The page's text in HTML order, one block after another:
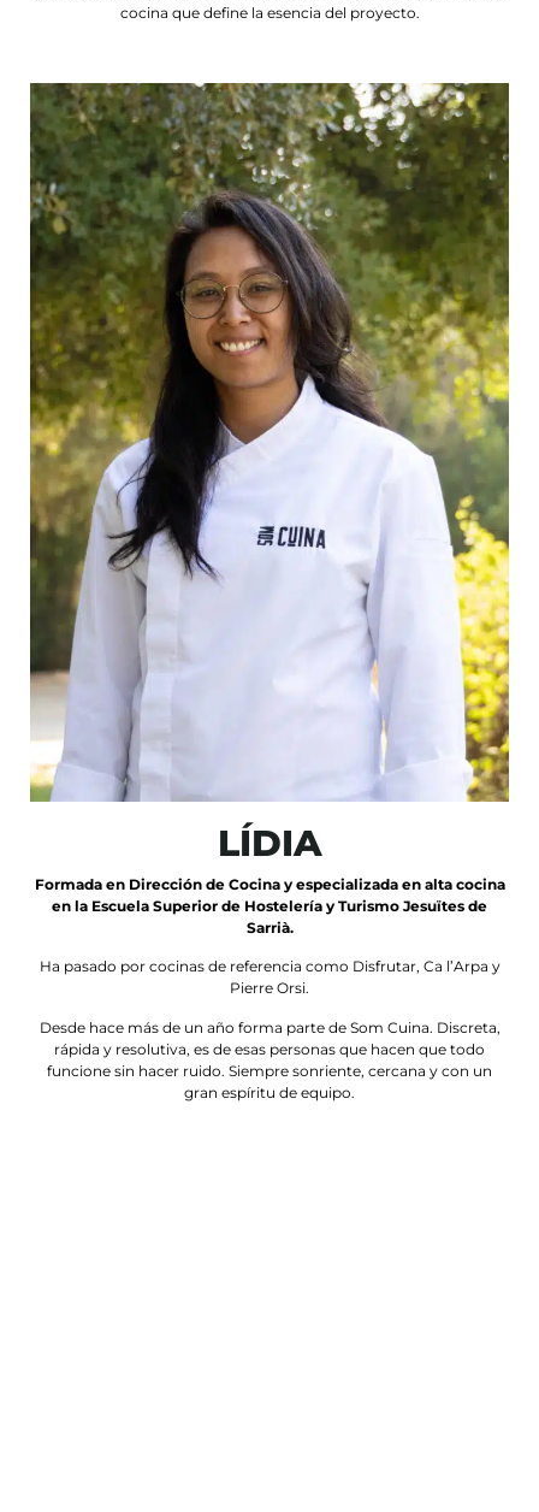
cocina que define la esencia del proyecto.
LÍDIA
Formada en Dirección de Cocina y especializada en alta cocina
en la Escuela Superior de Hostelería y Turismo Jesuïtes de
Sarrià.
Ha pasado por cocinas de referencia como Disfrutar, Ca l’Arpa y
Pierre Orsi.
Desde hace más de un año forma parte de Som Cuina. Discreta,
rápida y resolutiva, es de esas personas que hacen que todo
funcione sin hacer ruido. Siempre sonriente, cercana y con un
gran espíritu de equipo.